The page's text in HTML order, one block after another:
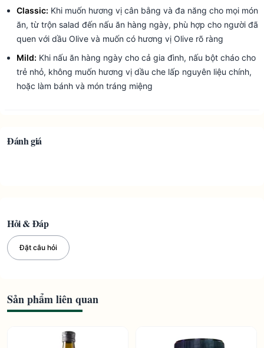
Classic: Khi muốn hương vị cân bằng và đa năng cho mọi món
ăn, từ trộn salad đến nấu ăn hàng ngày, phù hợp cho người đã
quen với dầu Olive và muốn có hương vị Olive rõ ràng
Mild: Khi nấu ăn hàng ngày cho cả gia đình, nấu bột cháo cho
trẻ nhỏ, không muốn hương vị dầu che lấp nguyên liệu chính,
hoặc làm bánh và món tráng miệng
Đánh giá
Hỏi & Đáp
Đặt câu hỏi
Sản phẩm liên quan